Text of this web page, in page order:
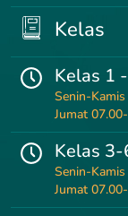
Kelas
Kelas 1
Senin-
Jumat
Kelas 3-
Senin-
Jumat